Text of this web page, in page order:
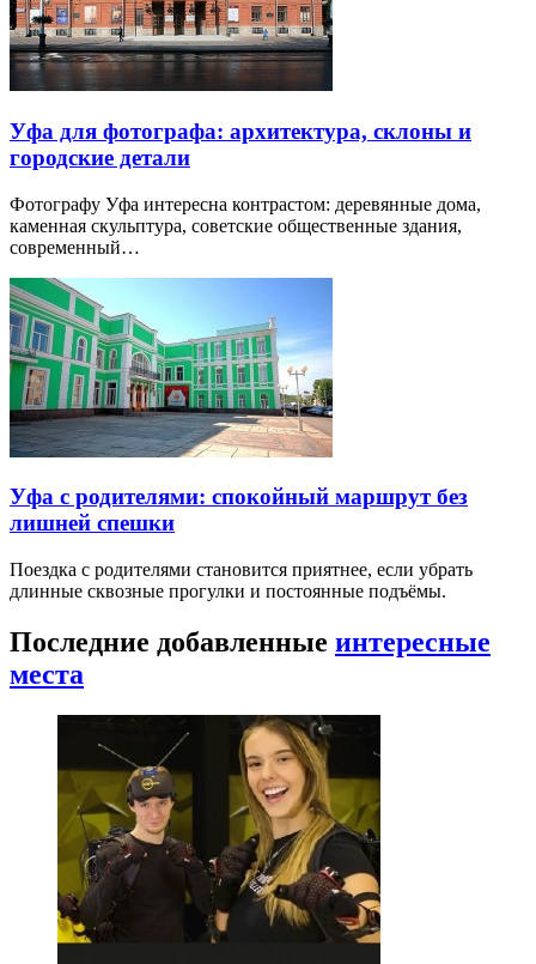
Уфа для фотографа: архитектура, склоны и
городские детали
Фотографу Уфа интересна контрастом: деревянные дома,
каменная скульптура, советские общественные здания,
современный…
Уфа с родителями: спокойный маршрут без
лишней спешки
Поездка с родителями становится приятнее, если убрать
длинные сквозные прогулки и постоянные подъёмы.
Последние добавленные интересные
места